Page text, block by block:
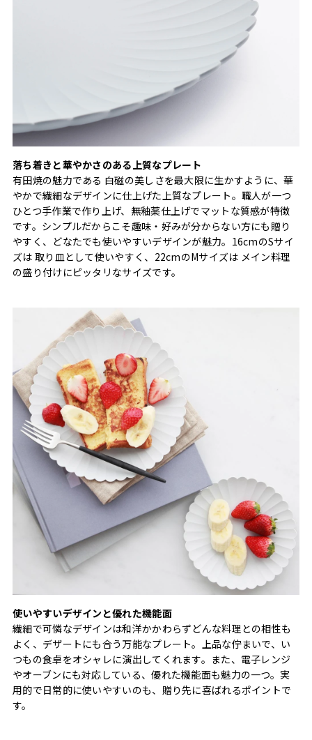
落ち着きと華やかさのある上質なプレート
有田焼の魅力である 白磁の美しさを最大限に生かすように、華
やかで繊細なデザインに仕上げた上質なプレート。職人が一つ
ひとつ手作業で作り上げ、無釉薬仕上げでマットな質感が特徴
です。シンプルだからこそ趣味・好みが分からない方にも贈り
やすく、どなたでも使いやすいデザインが魅力。16cmのSサイ
ズは 取り皿として使いやすく、22cmのMサイズは メイン料理
の盛り付けにピッタリなサイズです。
使いやすいデザインと優れた機能面
繊細で可憐なデザインは和洋かかわらずどんな料理との相性も
よく、デザートにも合う万能なプレート。上品な佇まいで、い
つもの食卓をオシャレに演出してくれます。また、電子レンジ
やオーブンにも対応している、優れた機能面も魅力の一つ。実
用的で日常的に使いやすいのも、贈り先に喜ばれるポイントで
す。